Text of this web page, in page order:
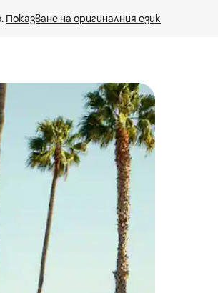
Показване на оригиналния език